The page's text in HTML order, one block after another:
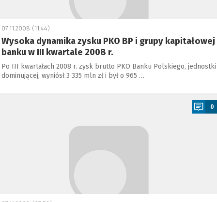
07.11.2008 (11:44)
Wysoka dynamika zysku PKO BP i grupy kapitałowej
banku w III kwartale 2008 r.
Po III kwartałach 2008 r. zysk brutto PKO Banku Polskiego, jednostki
dominującej, wyniósł 3 335 mln zł i był o 965 …
0